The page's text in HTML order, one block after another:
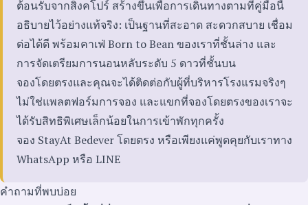
ต้อนรับจากสิงคโปร์ สร้างขึ้นเพื่อการเดินทางตามที่คู่มือนี้
อธิบายไว้อย่างแท้จริง: เป็นฐานที่สะอาด สะดวกสบาย เชื่อม
ต่อได้ดี พร้อมคาเฟ่ Born to Bean ของเราที่ชั้นล่าง และ
การจัดเตรียมการนอนหลับระดับ 5 ดาวที่ชั้นบน
จองโดยตรงและคุณจะได้ติดต่อกับผู้ที่บริหารโรงแรมจริงๆ
ไม่ใช่แพลตฟอร์มการจอง และแขกที่จองโดยตรงของเราจะ
ได้รับสิทธิพิเศษเล็กน้อยในการเข้าพักทุกครั้ง
จอง StayAt Bedever โดยตรง หรือเพียงแค่พูดคุยกับเราทาง
WhatsApp หรือ LINE
คำถามที่พบบ่อย